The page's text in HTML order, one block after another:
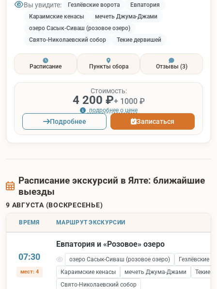
Вы увидите: Гезлёвские ворота
Евпатория
Караимские кенасы
мечеть Джума-Джами
озеро Сасык-Сиваш (розовое озеро)
Свято-Николаевский собор
Текие дервишей
Расписание Пункты сбора Отзывы (3)
Стоимость:
4 200 ₽+ 1000 ₽
подробнее о цене
Подробнее Записаться
Расписание экскурсий в Ялте: ближайшие
выезды
9 АВГУСТА (ВОСКРЕСЕНЬЕ)
ВРЕМЯ МАРШРУТ ЭКСКУРСИИ
07:30
мест: 4
Евпатория и «Розовое» озеро
озеро Сасык-Сиваш (розовое озеро)
Гезлёвские
Караимские кенасы
мечеть Джума-Джами
Текие
Свято-Николаевский собор